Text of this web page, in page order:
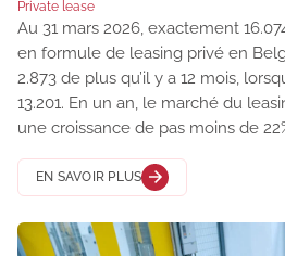
Private lease
Au 31 mars 2026, exactement
en formule de leasing privé en
2.873 de plus qu’il y a 12 mois,
13.201. En un an, le marché du
une croissance de pas moins de
EN SAVOIR PLUS